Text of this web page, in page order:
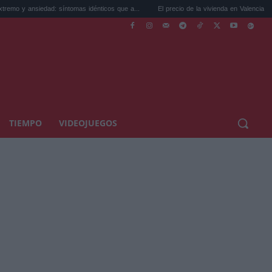
síntomas idénticos que a... El precio de la vivienda en Valencia sube a 3.485 ...
TIEMPO VIDEOJUEGOS